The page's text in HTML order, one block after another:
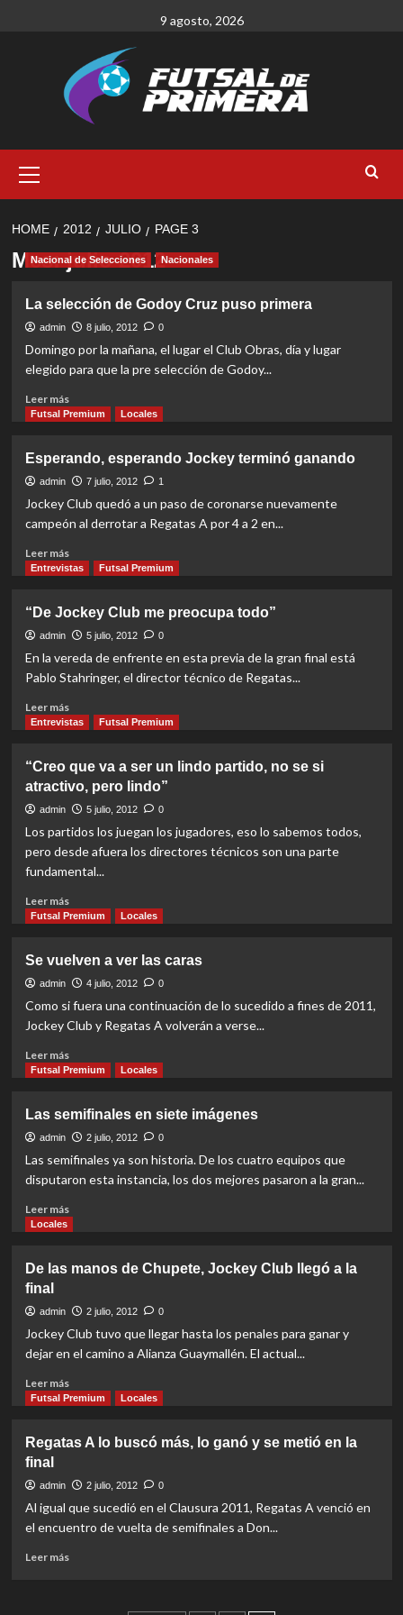
9 agosto, 2026
Menu
HOME 2012 JULIO PAGE 3
Mes:julio 2012
Nacional de Selecciones Nacionales
La selección de Godoy Cruz puso primera
admin 8 julio, 2012 0
Domingo por la mañana, el lugar el Club Obras, día y lugar
elegido para que la pre selección de Godoy...
Leer másRead
more
selección
de
Godoy
Cruz
primera
Futsal Premium Locales
Esperando, esperando Jockey terminó ganando
admin 7 julio, 2012 1
Jockey Club quedó a un paso de coronarse nuevamente
campeón al derrotar a Regatas A por 4 a 2 en...
Leer másRead
more
esperando
Jockey
terminó
ganando
Entrevistas Futsal Premium
“De Jockey Club me preocupa todo”
admin 5 julio, 2012 0
En la vereda de enfrente en esta previa de la gran final está
Pablo Stahringer, el director técnico de Regatas...
Leer másRead
more
Jockey
Club
me
preocupa
Entrevistas Futsal Premium
“Creo que va a ser un lindo partido, no se si
atractivo, pero lindo”
admin 5 julio, 2012 0
Los partidos los juegan los jugadores, eso lo sabemos todos,
pero desde afuera los directores técnicos son una parte
fundamental...
Leer másRead
more
que
va
a
ser
lindo
partido,
si
atractivo,
pero
Futsal Premium Locales
Se vuelven a ver las caras
admin 4 julio, 2012 0
Como si fuera una continuación de lo sucedido a fines de 2011,
Jockey Club y Regatas A volverán a verse...
Leer másRead
more
vuelven
a
ver
Futsal Premium Locales
Las semifinales en siete imágenes
admin 2 julio, 2012 0
Las semifinales ya son historia. De los cuatro equipos que
disputaron esta instancia, los dos mejores pasaron a la gran...
Leer másRead
semifinales
siete
imágenes
Locales
De las manos de Chupete, Jockey Club llegó a la
final
admin 2 julio, 2012 0
Jockey Club tuvo que llegar hasta los penales para ganar y
dejar en el camino a Alianza Guaymallén. El actual...
Leer másRead
more
las
de
Jockey
Club
Futsal Premium Locales
Regatas A lo buscó más, lo ganó y se metió en la
final
admin 2 julio, 2012 0
Al igual que sucedió en el Clausura 2011, Regatas A venció en
el encuentro de vuelta de semifinales a Don...
Leer másRead